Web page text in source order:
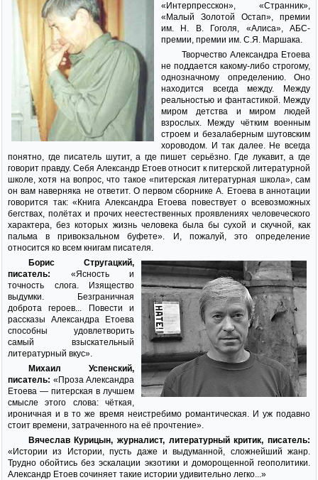
«Интерпресскон», «Странник»,
«Малый Золотой Остап», премии
им. Н. В. Гоголя, «Алиса», АБС-
премии, премии им. С.Я. Маршака.
Творчество Александра Етоева
не поддается какому-либо строгому,
однозначному определению. Оно
находится всегда между. Между
реальностью и фантастикой. Между
миром детства и миром людей
взрослых. Между чётким военным
строем и безалаберным шутовским
хороводом. И так далее. Не всегда
понятно, где писатель шутит, а где пишет серьёзно. Где лукавит, а где
говорит правду. Себя Александр Етоев относит к питерской литературной
школе, хотя на вопрос, что такое «питерская литературная школа», сам
он вам наверняка не ответит. О первом сборнике А. Етоева в аннотации
говорится так: «Книга Александра Етоева повествует о всевозможных
бегствах, полётах и прочих неестественных проявлениях человеческого
характера, без которых жизнь человека была бы сухой и скучной, как
пальма в привокзальном буфете». И, пожалуй, это определение
относится ко всем книгам писателя.
Борис Стругацкий,
писатель: «Ясность и
точность слога. Изящество
выдумки. Безграничная
доброта героев... Повести и
рассказы Александра Етоева
способны удовлетворить
самый взыскательный
литературный вкус».
Михаил Успенский,
писатель: «Проза Александра
Етоева — питерская в лучшем
смысле этого слова: чёткая,
ироничная и в то же время неистребимо романтическая. И уж подавно
стоит времени, затраченного на её прочтение».
Вячеслав Курицын, журналист, литературный критик, писатель:
«Истории из Истории, пусть даже и выдуманной, сложнейший жанр.
Трудно обойтись без эскалации экзотики и доморощенной геополитики.
Александр Етоев сочиняет такие истории удивительно легко...»